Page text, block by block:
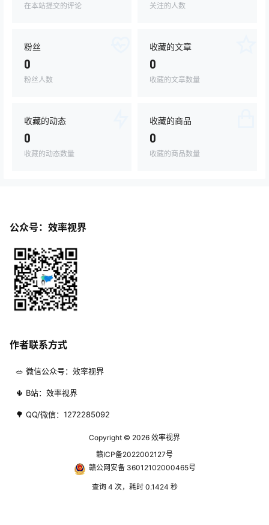
在本站提交的评论 关注的人数
粉丝
0
粉丝人数
收藏的文章
0
收藏的文章数量
收藏的动态
0
收藏的动态数量
收藏的商品
0
收藏的商品数量
公众号：效率视界
作者联系方式
🥗 微信公众号：效率视界
🌵 B站：效率视界
🌳 QQ/微信：1272285092
Copyright © 2026 效率视界
赣ICP备2022002127号
赣公网安备 36012102000465号
查询 4 次，耗时 0.1424 秒